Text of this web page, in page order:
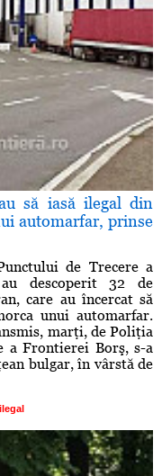
să iasă ilegal din
automarfar, prinse
de Trecere a
descoperit 32 de
care au încercat să
unui automarfar.
marţi, de Poliţia
a Frontierei Borş, s-a
bulgar, în vârstă de
ilegal